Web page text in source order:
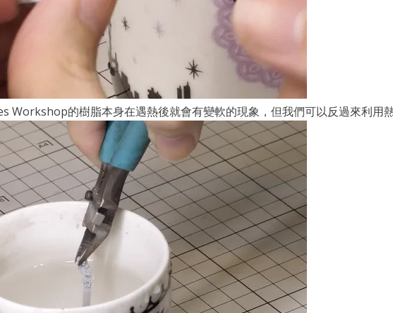
Workshop的樹脂本身在遇熱後就會有變軟的現象，但我們可以反過來利用熱